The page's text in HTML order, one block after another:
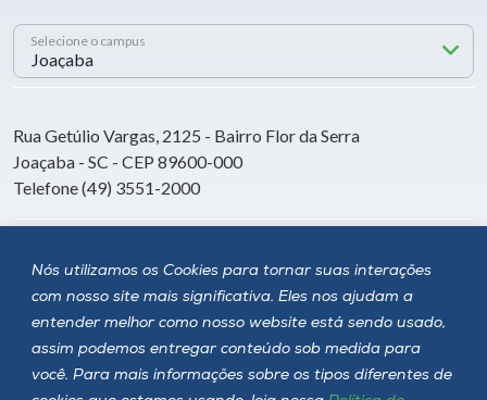
Nós utilizamos os Cookies para tornar suas interações
com nosso site mais significativa. Eles nos ajudam a
entender melhor como nosso website está sendo usado,
assim podemos entregar conteúdo sob medida para
você. Para mais informações sobre os tipos diferentes de
Selecione o campus
Rua Getúlio Vargas, 2125 - Bairro Flor da Serra
Joaçaba - SC - CEP 89600-000
Telefone (49) 3551-2000
Siga a Unoesc